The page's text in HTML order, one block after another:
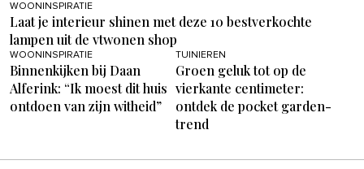
WOONINSPIRATIE
Laat je interieur shinen met deze 10 bestverkochte
lampen uit de vtwonen shop
WOONINSPIRATIE
Binnenkijken bij Daan
Alferink: “Ik moest dit huis
ontdoen van zijn witheid”
TUINIEREN
Groen geluk tot op de
vierkante centimeter:
ontdek de pocket garden-
trend